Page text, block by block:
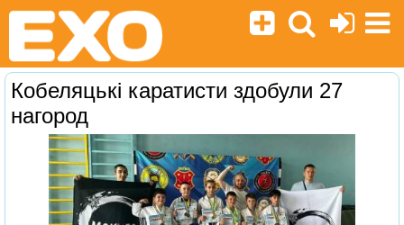
Кобеляцькі каратисти здобули 27
нагород